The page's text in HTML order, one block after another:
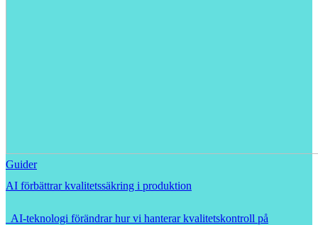
Guider
AI förbättrar kvalitetssäkring i produktion
AI-teknologi förändrar hur vi hanterar kvalitetskontroll på